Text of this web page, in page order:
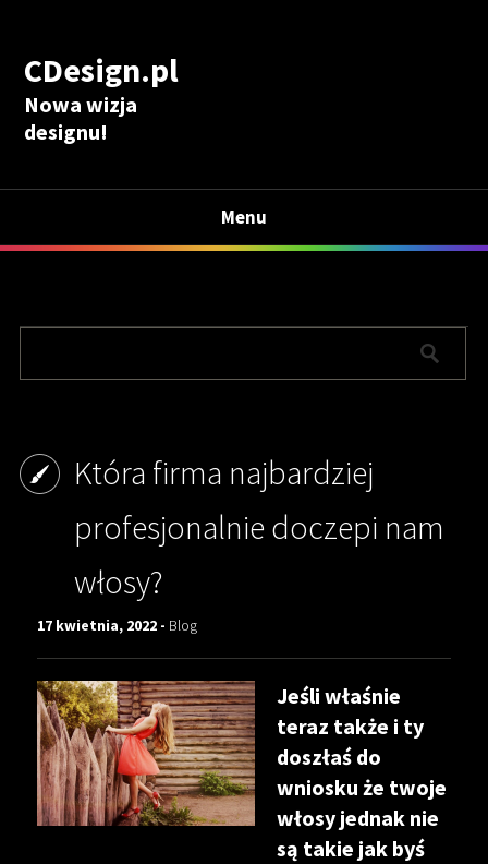
CDesign.pl
Nowa wizja
designu!
Menu
Która firma najbardziej
profesjonalnie doczepi nam
włosy?
17 kwietnia, 2022 - Blog
Jeśli właśnie
teraz także i ty
doszłaś do
wniosku że twoje
włosy jednak nie
są takie jak byś